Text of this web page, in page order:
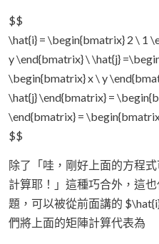
$$
\hat{i} = \begin{bmatrix} 2 \ 1
y \end{bmatrix} \ \hat{j}
\begin{bmatrix} x \ y
\hat{j} \end{bmatrix} =
\end{bmatrix} =
$$
除了「哇，剛好上面的方程
計算耶！」這種巧合外，這
題，可以被從前面講的
們將上面的矩陣計算代表為